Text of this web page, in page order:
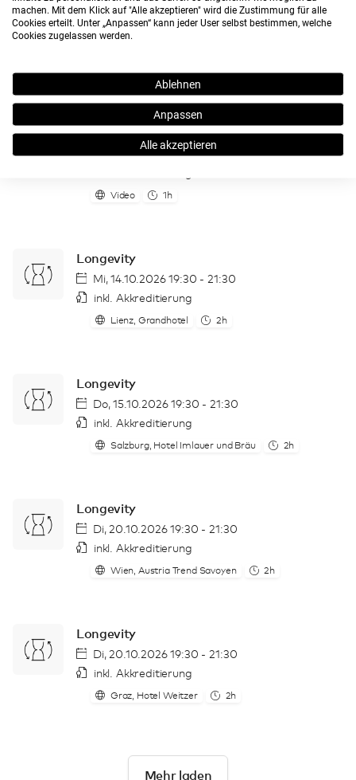
Mikronährstoffberatung
24/7 On-Demand
Online 1h
Omega-3-Fettsäuren
24/7 On-Demand
Video 1h
Longevity
Mi, 14.10.2026 19:30 - 21:30
inkl. Akkreditierung
Lienz, Grandhotel 2h
Longevity
Do, 15.10.2026 19:30 - 21:30
inkl. Akkreditierung
Salzburg, Hotel Imlauer und Bräu 2h
Longevity
Di, 20.10.2026 19:30 - 21:30
inkl. Akkreditierung
Wien, Austria Trend Savoyen 2h
Longevity
Di, 20.10.2026 19:30 - 21:30
inkl. Akkreditierung
Graz, Hotel Weitzer 2h
Mehr laden
machen. Mit dem Klick auf "Alle akzeptieren" wird die Zustimmung für alle
Cookies erteilt. Unter „Anpassen“ kann jeder User selbst bestimmen, welche
Cookies zugelassen werden.
Ablehnen
Anpassen
Alle akzeptieren